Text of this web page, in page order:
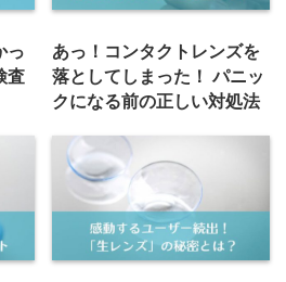
っ
査
あっ！コンタクトレンズを
落としてしまった！ パニッ
クになる前の正しい対処法